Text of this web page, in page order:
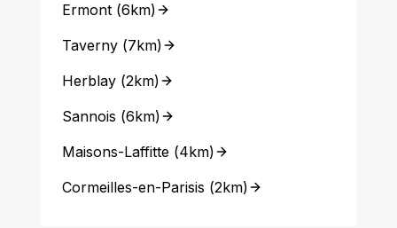
Ermont(6km)
Taverny(7km)
Herblay(2km)
Sannois (6km)
Maisons-Laffitte(4km)
Cormeilles-en-Parisis (2km)